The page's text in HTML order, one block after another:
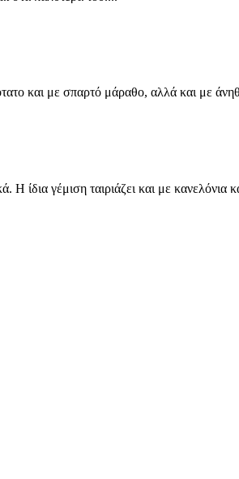
και με σπαρτό μάραθο, αλλά και με
γέμιση ταιριάζει και με κανελόνια